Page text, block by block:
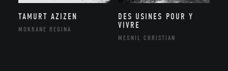
TAMURT AZIZEN
MOKRANE REGINA
DES USINES POUR Y
VIVRE
MESNIL CHRISTIAN